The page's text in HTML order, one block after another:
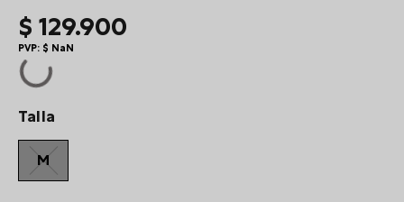
$ 129.900
PVP: $ NaN
Talla
M